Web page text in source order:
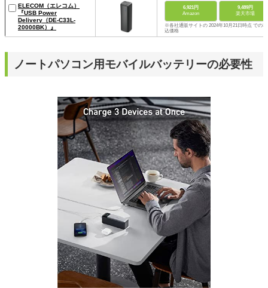
ELECOM（エレコム）
『USB Power
Delivery（DE-C33L-
20000BK）』
6,921円
Amazon
9,489円
楽天市場
※各社通販サイトの 2024年10月21日時点 での税
込価格
ノートパソコン用モバイルバッテリーの必要性